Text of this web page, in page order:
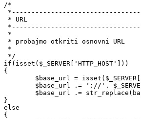
/*
* URL
*
* probajmo otkriti osnovni URL
*
*/
if(isset($_SERVER['HTTP_HOST']))
{
}
else
{